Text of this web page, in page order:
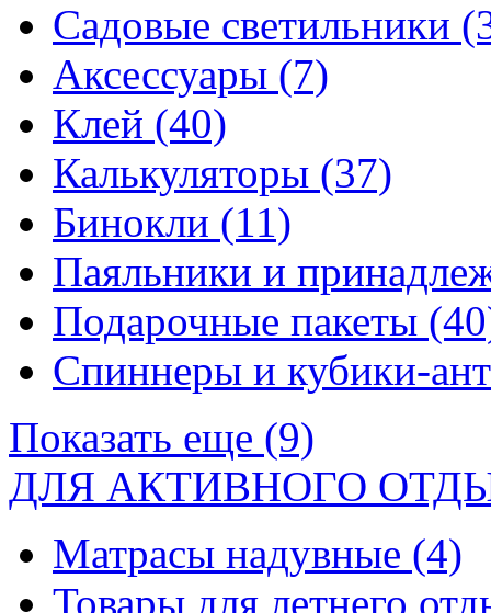
Садовые светильники
Аксессуары (7)
Клей (40)
Калькуляторы (37)
Бинокли (11)
Паяльники и
Подарочные пакеты
Спиннеры и кубики-
Показать еще (9)
ДЛЯ АКТИВНОГО
Матрасы надувные (4)
Товары для летнего